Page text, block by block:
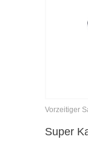
Vorzeitiger
Super